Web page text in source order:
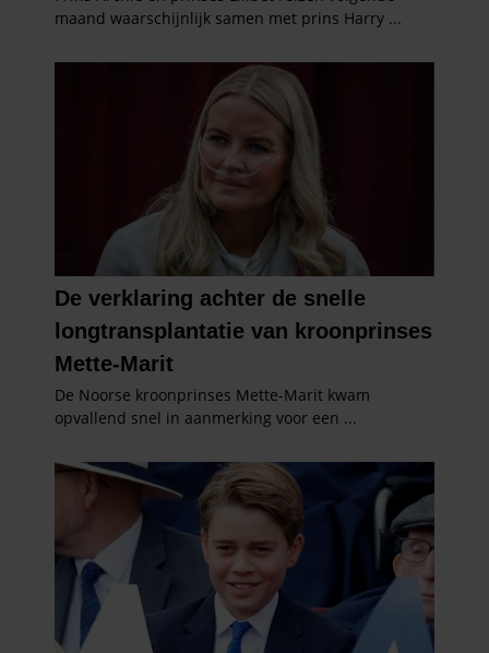
gaat akkoord met onze cookies als u onze website blijft